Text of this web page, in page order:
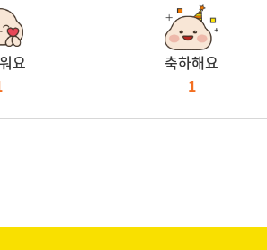
요
축하해요
1